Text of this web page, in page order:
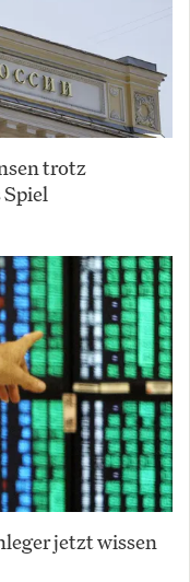
trotz
jetzt wissen